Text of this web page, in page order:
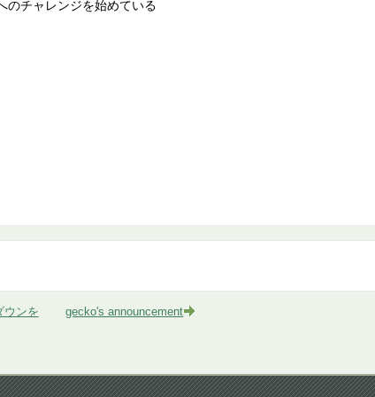
のチャレンジを始めている
ウンを gecko's announcement